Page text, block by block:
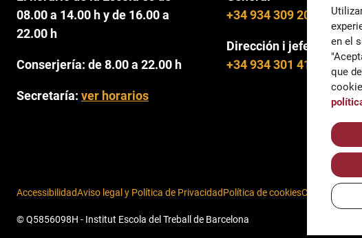
08.00 a 14.00 h y de 16.00 a
22.00 h
Conserjería: de 8.00 a 22.00 h
Secretaría: ver horarios
+34 934 309 200
Dirección i jefes de
+34 934 301 415
AccessibilidadAviso legal y Política de PrivacidadPolítica de cookiesCréditos
© Q5856098H - Institut Escola del Treball de Barcelona
en el
que